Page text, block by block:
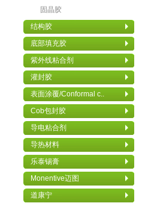
固晶胶
结构胶
底部填充胶
紫外线粘合剂
灌封胶
表面涂覆/Conformal c..
Cob包封胶
导电粘合剂
导热材料
乐泰锡膏
Monentive迈图
道康宁